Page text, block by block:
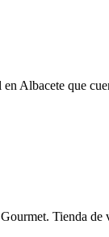
Albacete que
Tienda de